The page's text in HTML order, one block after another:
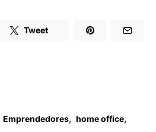
Tweet
Emprendedores, home office,